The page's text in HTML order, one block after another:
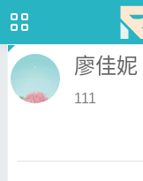
廖佳妮
111